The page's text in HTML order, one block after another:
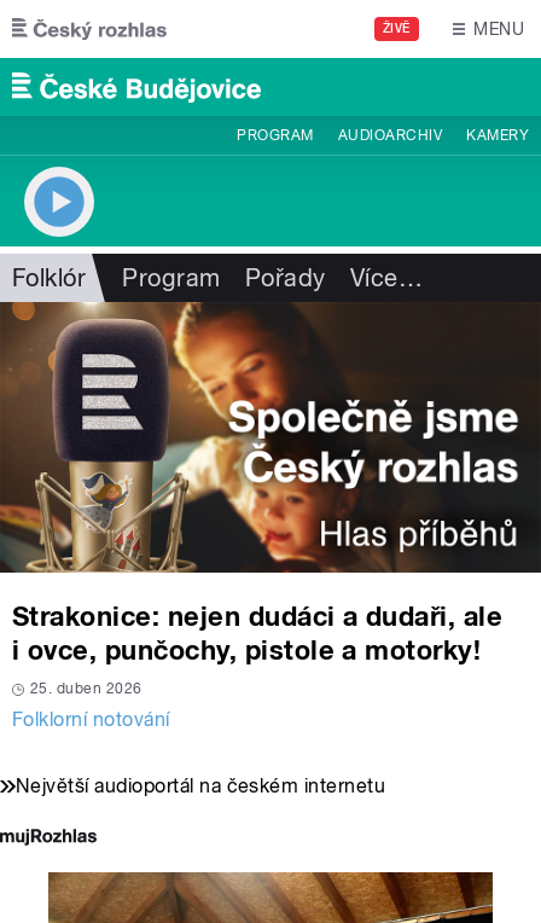
Přejít k hlavnímu obsahu
ŽIVĚ MENU
PROGRAM AUDIOARCHIV KAMERY
Folklór Program Pořady Více…
Strakonice: nejen dudáci a dudaři, ale
i ovce, punčochy, pistole a motorky!
25. duben 2026
Folklorní notování
Největší audioportál na českém internetu